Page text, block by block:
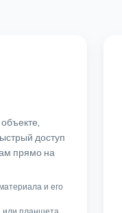
доступ
прямо на
и его